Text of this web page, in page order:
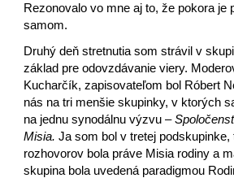
Rezonovalo vo mne aj to, že pokora je
samom.
Druhý deň stretnutia som strávil v
základ pre odovzdávanie viery.
Kucharčík, zapisovateľom bol Róbert
nás na tri menšie skupinky, v ktorých
na jednu synodálnu výzvu –
Misia. Ja som bol v tretej podskupinke,
rozhovorov bola práve Misia rodiny a
skupina bola uvedená paradigmou